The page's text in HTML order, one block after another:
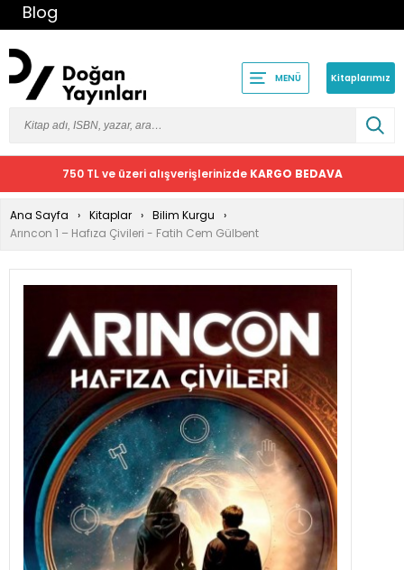
Blog
MENÜ Kitaplarımız
750 TL ve üzeri alışverişlerinizde KARGO BEDAVA
Ana Sayfa Kitaplar
Bilim Kurgu
Arıncon 1 – Hafıza Çivileri - Fatih Cem Gülbent